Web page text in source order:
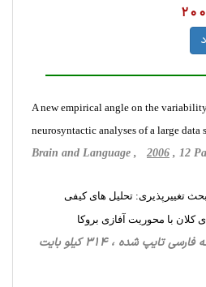
A new empirical angle on the
neurosyntactic analyses of a large data
Brain and Language , 2006 , 12
تغییرپذیری: تحلیل های کیفی
با محوریت آفازی بروکا
، کلیه گرایش ها، 16 صفحه فارسی تایپ شده ، 314 کیلو بایت